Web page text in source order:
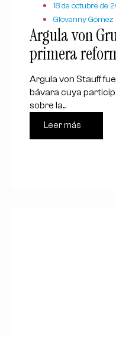
18 de octubre de
Giovanny Gómez
Argula von
primera
Argula von Stauff
bávara cuya
sobre la...
Leer más